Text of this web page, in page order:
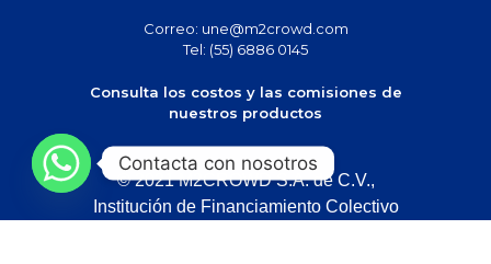
Correo: une@m2crowd.com
Tel: (55) 6886 0145
Consulta los costos y las comisiones de
nuestros productos
© 2021 M2CROWD S.A. de C.V.,
Institución de Financiamiento Colectivo
Contacta con nosotros